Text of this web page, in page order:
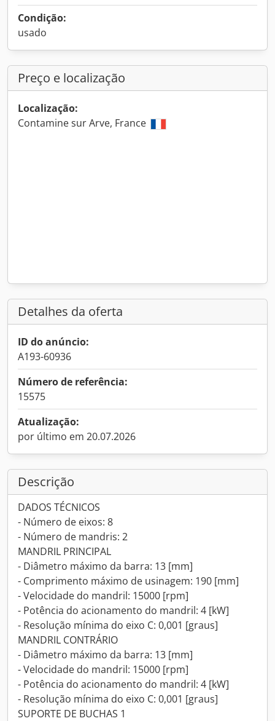
Condição:
usado
Preço e localização
Localização:
Contamine sur Arve, France
Detalhes da oferta
ID do anúncio:
A193-60936
Número de referência:
15575
Atualização:
por último em 20.07.2026
Descrição
DADOS TÉCNICOS
- Número de eixos: 8
- Número de mandris: 2
MANDRIL PRINCIPAL
- Diâmetro máximo da barra: 13 [mm]
- Comprimento máximo de usinagem: 190 [mm]
- Velocidade do mandril: 15000 [rpm]
- Potência do acionamento do mandril: 4 [kW]
- Resolução mínima do eixo C: 0,001 [graus]
MANDRIL CONTRÁRIO
- Diâmetro máximo da barra: 13 [mm]
- Velocidade do mandril: 15000 [rpm]
- Potência do acionamento do mandril: 4 [kW]
- Resolução mínima do eixo C: 0,001 [graus]
SUPORTE DE BUCHAS 1